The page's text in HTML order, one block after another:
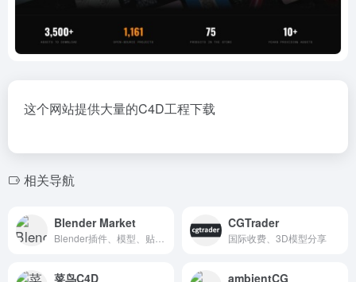
这个网站提供大量的C4D工程下载
相关导航
Blender Market CGTrader
国际收费、3D模型分享
菜鸟C4D ambientCG